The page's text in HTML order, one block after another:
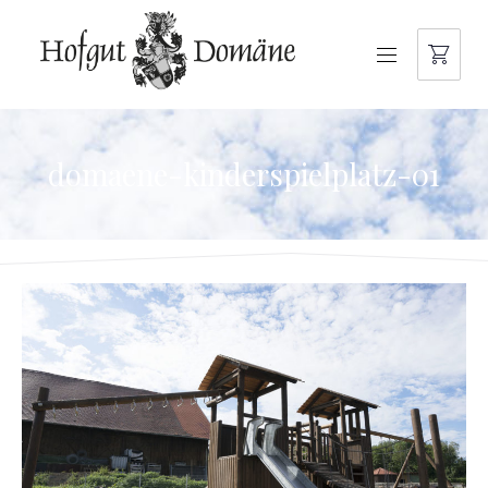
NAVIGATION
domaene-kinderspielplatz-01